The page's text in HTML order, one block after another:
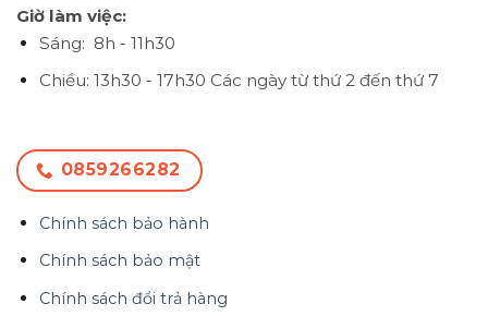
Giờ làm việc:
Sáng: 8h - 11h30
Chiều: 13h30 - 17h30 Các ngày từ thứ 2 đến thứ 7
0859266282
Chính sách bảo hành
Chính sách bảo mật
Chính sách đổi trả hàng